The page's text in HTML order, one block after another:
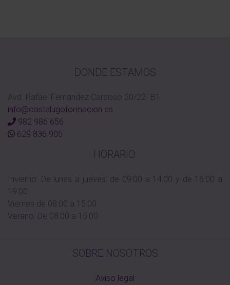
DONDE ESTAMOS
Avd. Rafael Fernández Cardoso 20/22- B1
info@costalugoformacion.es
982 986 656
629 836 905
HORARIO:
Invierno: De lunes a jueves: de 09:00 a 14:00 y de 16:00 a
19:00
Viernes de 08:00 a 15:00
Verano: De 08:00 a 15:00
SOBRE NOSOTROS
Aviso legal